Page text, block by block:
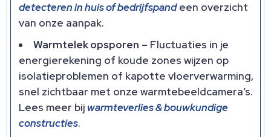
detecteren in huis of bedrijfspandeen overzicht
van onze aanpak.​
Warmtelek opsporen – Fluctuaties in je
energierekening of koude zones wijzen op
isolatieproblemen of kapotte vloerverwarming,
snel zichtbaar met onze warmtebeeldcamera’s.​
Lees meer bij warmteverlies & bouwkundige
constructies.​